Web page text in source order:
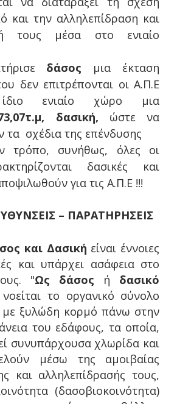
και την αλληλεπίδραση και
τους μέσα στο ενιαίο
δάσος μια έκταση
δεν επιτρέπονται οι Α.Π.Ε
ενιαίο χώρο μια
δασική, ώστε να
τα σχέδια της επένδυσης
τρόπο, συνήθως, όλες οι
δασικές και
για τις Α.Π.Ε !!!
– ΠΑΡΑΤΗΡΗΣΕΙΣ
και Δασική είναι έννοιες
και υπάρχει ασάφεια στο
"Ως δάσος ή δασικό
το οργανικό σύνολο
ξυλώδη κορμό πάνω στην
του εδάφους, τα οποία,
συνυπάρχουσα χλωρίδα και
μέσω της αμοιβαίας
και αλληλεπίδρασής τους,
(δασοβιοκοινότητα)